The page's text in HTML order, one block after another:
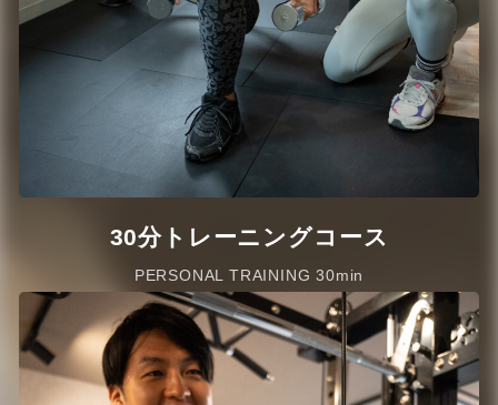
30分トレーニングコース
PERSONAL TRAINING 30min